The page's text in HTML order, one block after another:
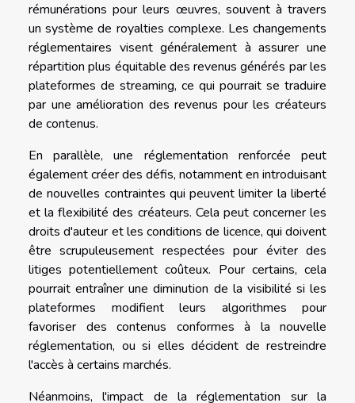
rémunérations pour leurs œuvres, souvent à travers
un système de royalties complexe. Les changements
réglementaires visent généralement à assurer une
répartition plus équitable des revenus générés par les
plateformes de streaming, ce qui pourrait se traduire
par une amélioration des revenus pour les créateurs
de contenus.
En parallèle, une réglementation renforcée peut
également créer des défis, notamment en introduisant
de nouvelles contraintes qui peuvent limiter la liberté
et la flexibilité des créateurs. Cela peut concerner les
droits d'auteur et les conditions de licence, qui doivent
être scrupuleusement respectées pour éviter des
litiges potentiellement coûteux. Pour certains, cela
pourrait entraîner une diminution de la visibilité si les
plateformes modifient leurs algorithmes pour
favoriser des contenus conformes à la nouvelle
réglementation, ou si elles décident de restreindre
l'accès à certains marchés.
Néanmoins, l'impact de la réglementation sur la